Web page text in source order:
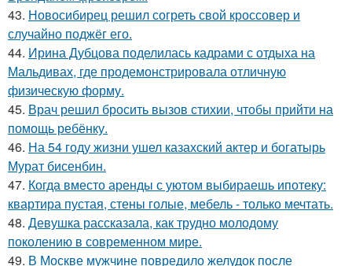
43. Новосибирец решил согреть свой кроссовер и
случайно поджёг его.
44. Ирина Дубцова поделилась кадрами с отдыха на
Мальдивах, где продемонстрировала отличную
физическую форму.
45. Врач решил бросить вызов стихии, чтобы прийти на
помощь ребёнку.
46. На 54 году жизни ушел казахский актер и богатырь
Мурат бисенбин.
47. Когда вместо аренды с уютом выбираешь ипотеку:
квартира пустая, стены голые, мебель - только мечтать.
48. Девушка рассказала, как трудно молодому
поколению в современном мире.
49. В Москве мужчине повредило желудок после